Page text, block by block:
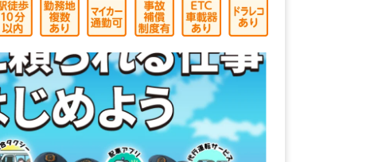
証制度・賞与あり等抜群の好待遇！全